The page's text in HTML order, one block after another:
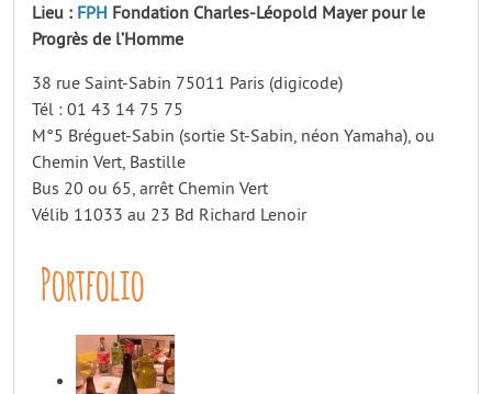
Lieu : FPH Fondation Charles-Léopold Mayer pour le
Progrès de l’Homme
38 rue Saint-Sabin 75011 Paris (digicode)
Tél : 01 43 14 75 75
M°5 Bréguet-Sabin (sortie St-Sabin, néon Yamaha), ou
Chemin Vert, Bastille
Bus 20 ou 65, arrêt Chemin Vert
Vélib 11033 au 23 Bd Richard Lenoir
Portfolio